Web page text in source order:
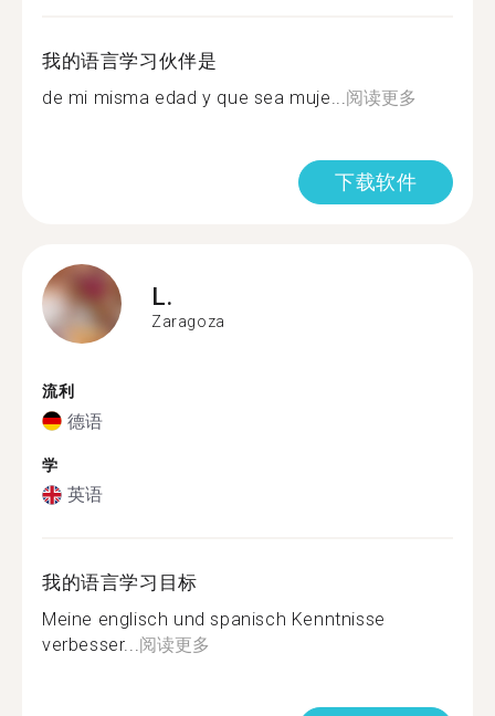
我的语言学习伙伴是
de mi misma edad y que sea muje...阅读更多
下载软件
L.
Zaragoza
流利
德语
学
英语
我的语言学习目标
Meine englisch und spanisch Kenntnisse
verbesser...阅读更多